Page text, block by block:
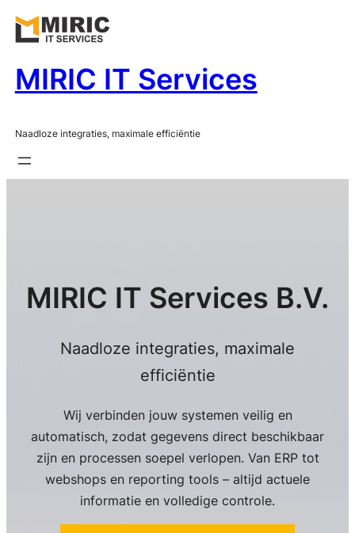
Ga
naar
inhoud
MIRIC IT Services
Naadloze integraties, maximale efficiëntie
MIRIC IT Services B.V.
Naadloze integraties, maximale
efficiëntie
Wij verbinden jouw systemen veilig en
automatisch, zodat gegevens direct beschikbaar
zijn en processen soepel verlopen. Van ERP tot
webshops en reporting tools – altijd actuele
informatie en volledige controle.